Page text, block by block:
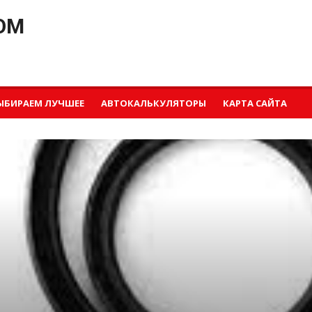
ЛУЧШЕЕ АВТОКАЛЬКУЛЯТОРЫ КАРТА САЙТА